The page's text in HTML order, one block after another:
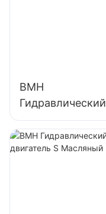
BMH
Гидравлический
двигатель H
Масляный порт